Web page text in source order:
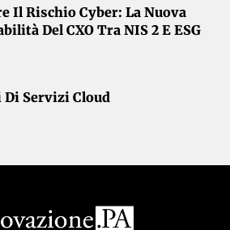
Il Rischio Cyber: La Nuova
Del CXO Tra NIS 2 E ESG
Servizi Cloud